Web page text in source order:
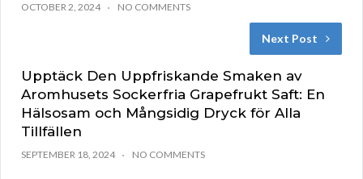
OCTOBER 2, 2024 NO COMMENTS
Next Post
Upptäck Den Uppfriskande Smaken av
Aromhusets Sockerfria Grapefrukt Saft: En
Hälsosam och Mångsidig Dryck för Alla
Tillfällen
SEPTEMBER 18, 2024 NO COMMENTS